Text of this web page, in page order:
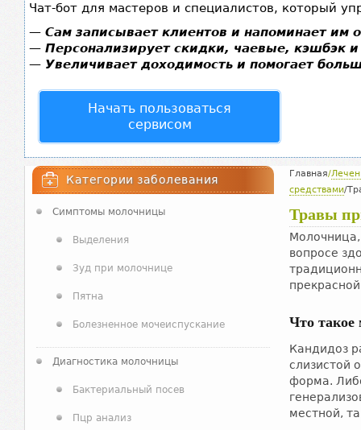
Чат-бот для мастеров и специалистов, который
— Сам записывает клиентов и напоминает им
— Персонализирует скидки, чаевые, кэшбэк
— Увеличивает доходимость и помогает
Начать пользоваться
сервисом
Категории заболевания
Симптомы молочницы
Выделения
Зуд при молочнице
Пятна
Болезненное мочеиспускание
Диагностика молочницы
Бактериальный посев
Пцр анализ
Главная/
средствами/
Травы
вопросе
Что такое
Кандидоз
слизистой
форма.
местной,